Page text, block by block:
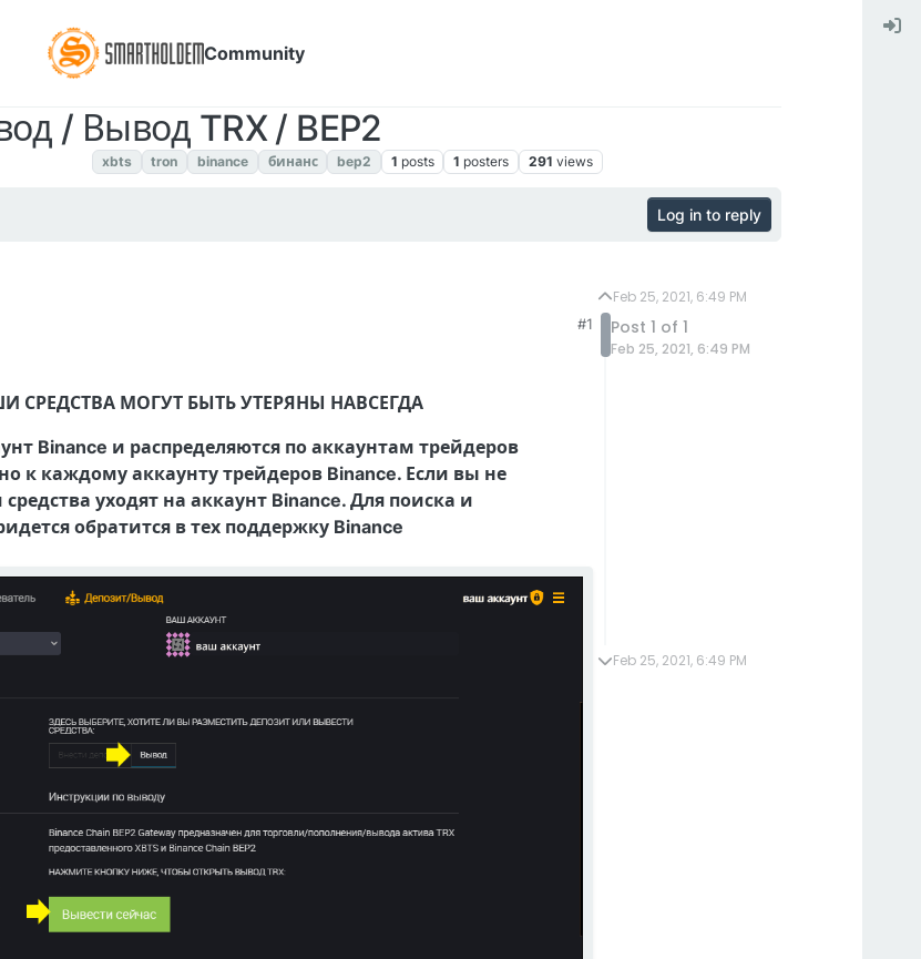
Community
/ Вывод TRX / BEP2
xbts tron binance бинанс bep2 1 posts 1 posters 291 views
Log in to reply
#1
СРЕДСТВА МОГУТ БЫТЬ УТЕРЯНЫ НАВСЕГДА
Binance и распределяются по аккаунтам трейдеров
к каждому аккаунту трейдеров Binance. Если вы не
уходят на аккаунт Binance. Для поиска и
обратится в тех поддержку Binance
Feb 25, 2021, 6:49 PM
Post 1 of 1
Feb 25, 2021, 6:49 PM
Feb 25, 2021, 6:49 PM